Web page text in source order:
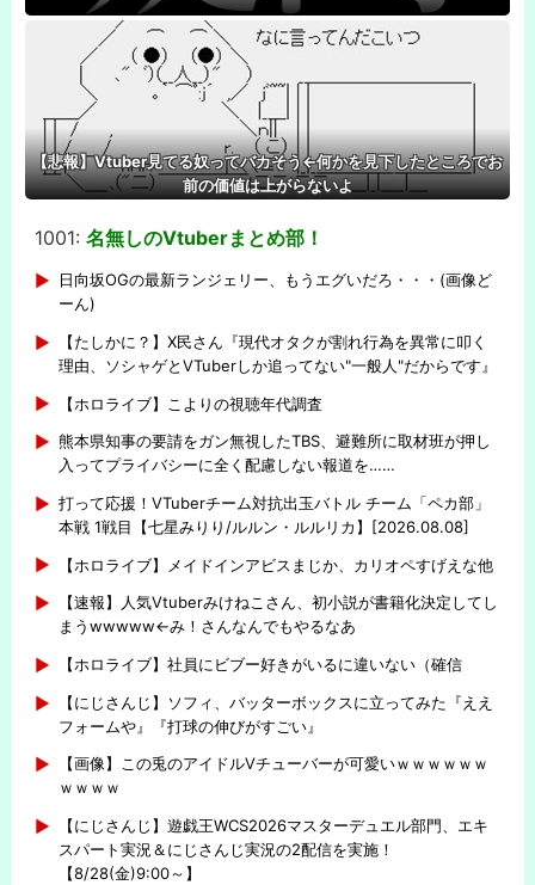
【悲報】Vtuber見てる奴ってバカそう←何かを見下したところでお
前の価値は上がらないよ
1001: 名無しのVtuberまとめ部！
日向坂OGの最新ランジェリー、もうエグいだろ・・・(画像ど
ーん)
【たしかに？】X民さん『現代オタクが割れ行為を異常に叩く
理由、ソシャゲとVTuberしか追ってない"一般人"だからです』
【ホロライブ】こよりの視聴年代調査
熊本県知事の要請をガン無視したTBS、避難所に取材班が押し
入ってプライバシーに全く配慮しない報道を……
打って応援！VTuberチーム対抗出玉バトル チーム「ペカ部」
本戦 1戦目【七星みりり/ルルン・ルルリカ】[2026.08.08]
【ホロライブ】メイドインアビスまじか、カリオペすげえな他
【速報】人気Vtuberみけねこさん、初小説が書籍化決定してし
まうwwwww←み！さんなんでもやるなあ
【ホロライブ】社員にビブー好きがいるに違いない（確信
【にじさんじ】ソフィ、バッターボックスに立ってみた『ええ
フォームや』『打球の伸びがすごい』
【画像】この兎のアイドルVチューバーが可愛いｗｗｗｗｗｗ
ｗｗｗｗ
【にじさんじ】遊戯王WCS2026マスターデュエル部門、エキ
スパート実況＆にじさんじ実況の2配信を実施！
【8/28(金)9:00～】